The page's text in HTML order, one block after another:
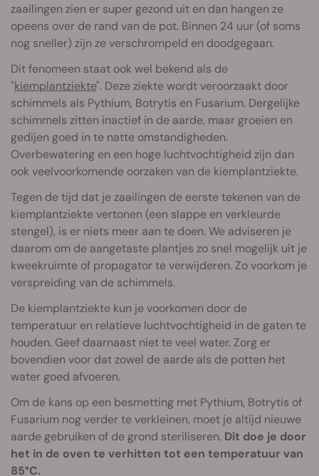
zaailingen zien er super gezond uit en dan hangen ze
opeens over de rand van de pot. Binnen 24 uur (of soms
nog sneller) zijn ze verschrompeld en doodgegaan.
Dit fenomeen staat ook wel bekend als de
"kiemplantziekte". Deze ziekte wordt veroorzaakt door
schimmels als Pythium, Botrytis en Fusarium. Dergelijke
schimmels zitten inactief in de aarde, maar groeien en
gedijen goed in te natte omstandigheden.
Overbewatering en een hoge luchtvochtigheid zijn dan
ook veelvoorkomende oorzaken van de kiemplantziekte.
Tegen de tijd dat je zaailingen de eerste tekenen van de
kiemplantziekte vertonen (een slappe en verkleurde
stengel), is er niets meer aan te doen. We adviseren je
daarom om de aangetaste plantjes zo snel mogelijk uit je
kweekruimte of propagator te verwijderen. Zo voorkom je
verspreiding van de schimmels.
De kiemplantziekte kun je voorkomen door de
temperatuur en relatieve luchtvochtigheid in de gaten te
houden. Geef daarnaast niet te veel water. Zorg er
bovendien voor dat zowel de aarde als de potten het
water goed afvoeren.
Om de kans op een besmetting met Pythium, Botrytis of
Fusarium nog verder te verkleinen, moet je altijd nieuwe
aarde gebruiken of de grond steriliseren. Dit doe je door
het in de oven te verhitten tot een temperatuur van
85°C.